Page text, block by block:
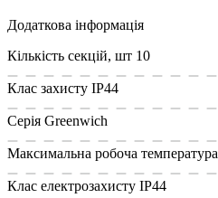
Додаткова інформація
Кількість секцій, шт 10
Клас захисту IP44
Cерія Greenwich
Максимальна робоча температура
Клас електрозахисту IP44